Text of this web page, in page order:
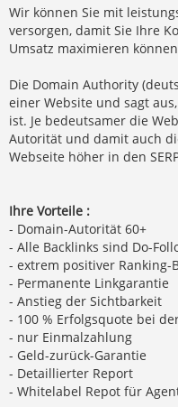
Wir können Sie mit
versorgen, damit Sie Ihre
Umsatz maximieren
Die Domain Authority
einer Website und sagt
ist. Je bedeutsamer die
Autorität und damit auch
Webseite höher in den
Ihre Vorteile :
- Domain-Autorität 60+
- Alle Backlinks sind Do-
- extrem positiver Ranking-
- Permanente Linkgarantie
- Anstieg der Sichtbarkeit
- 100 % Erfolgsquote bei
- nur Einmalzahlung
- Geld-zurück-Garantie
- Detaillierter Report
- Whitelabel Repot für